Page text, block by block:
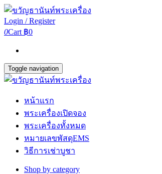
Login / Register
0Cart ฿0
Toggle navigation
หน้าแรก
พระเครื่องเปิดจอง
พระเครื่องทั้งหมด
หมายเลขพัสดุEMS
วิธีการเช่าบูชา
Shop by category